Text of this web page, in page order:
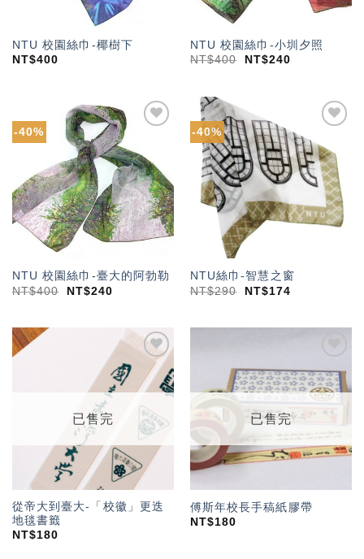
NTU 校園絲巾-椰樹下
NT$400
NTU 校園絲巾-小圳夕照
NT$400 NT$240
-40%
望輕
單」
NTU 校園絲巾-臺大的阿勃勒
NT$400 NT$240
-40%
「願
望輕
單」
NTU絲巾-智慧之窗
NT$290 NT$174
加入
「願
望輕
已售完
從帝大到臺大-「校徽」更迭
地毯書籤
NT$180
加入
「願
望輕
已售完
傅斯年校長手稿紙膠帶
NT$180